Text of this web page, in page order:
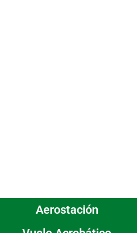
Aerostación